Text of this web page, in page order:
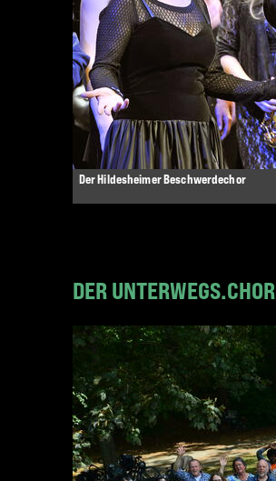
Der Hildesheimer Beschwerdechor
DER UNTERWEGS.CHOR